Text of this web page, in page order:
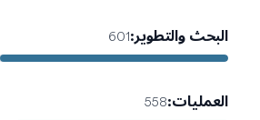
البحث والتطوير:
601
العمليات:
558